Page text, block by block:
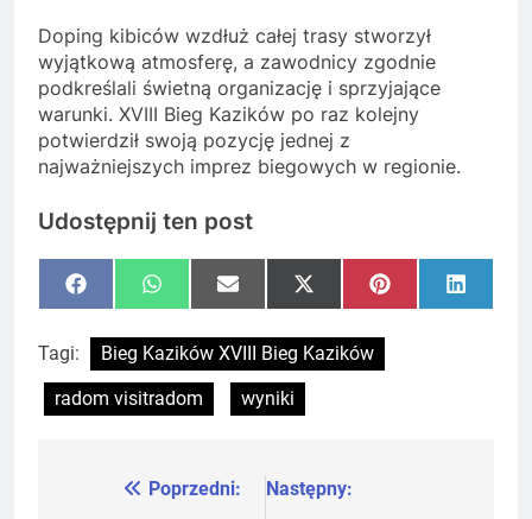
Doping kibiców wzdłuż całej trasy stworzył
wyjątkową atmosferę, a zawodnicy zgodnie
podkreślali świetną organizację i sprzyjające
warunki. XVIII Bieg Kazików po raz kolejny
potwierdził swoją pozycję jednej z
najważniejszych imprez biegowych w regionie.
Udostępnij ten post
Share
on
FacebookShare
on
WhatsAppShare
on
Email
Share
on
X
(Twitter)
Share
on
PinterestShare
on
Tagi:
Bieg Kazików XVIII Bieg Kazików
radom visitradom
wyniki
NawigacjaPoprzedni:
Następny: